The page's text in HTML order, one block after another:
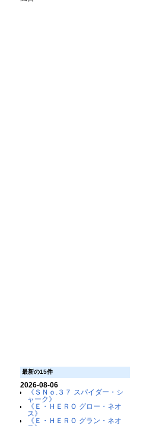
最新の15件
2026-08-06
《ＳＮｏ.３７ スパイダー・シ
ャーク》
《Ｅ・ＨＥＲＯ グロー・ネオ
ス》
《Ｅ・ＨＥＲＯ グラン・ネオ